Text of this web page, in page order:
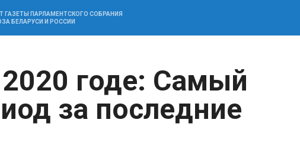
ГАЗЕТЫ ПАРЛАМЕНТСКОГО СОБРАНИЯ
БЕЛАРУСИ И РОССИИ
годе: Самый
за последние